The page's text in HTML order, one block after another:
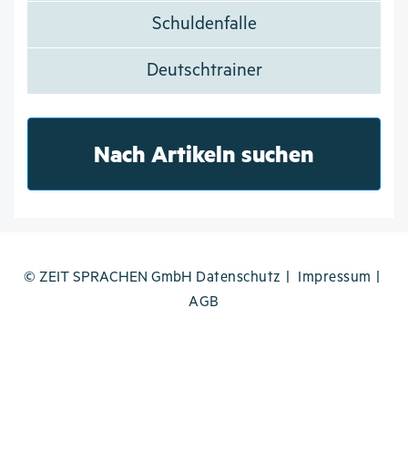
Schuldenfalle
Deutschtrainer
Nach Artikeln suchen
© ZEIT SPRACHEN GmbH Datenschutz
Impressum
AGB